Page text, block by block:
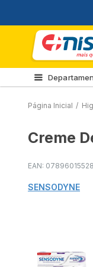
Página Inicial /
Creme
EAN:
SENSODYNE